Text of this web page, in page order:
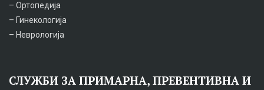
– Ортопедија
– Гинекологија
– Неврологија
СЛУЖБИ ЗА ПРИМАРНА, ПРЕВЕНТИВНА И